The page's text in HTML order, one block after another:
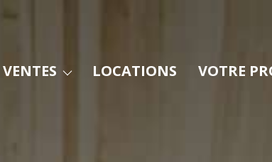
VENTES
Appartements
LOCATIONS VOTRE